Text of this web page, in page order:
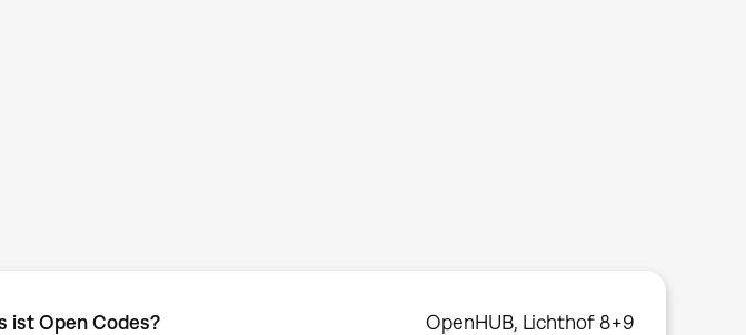
ist Open Codes? OpenHUB, Lichthof 8+9